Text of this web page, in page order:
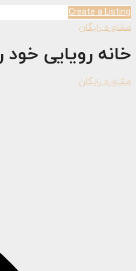
Create a Listing
مشاوره رایگان
خانه رویایی خود
مشاوره رایگان